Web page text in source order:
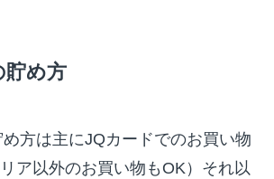
貯め方
方は主にJQカードでのお買い物
ア以外のお買い物もOK）それ以